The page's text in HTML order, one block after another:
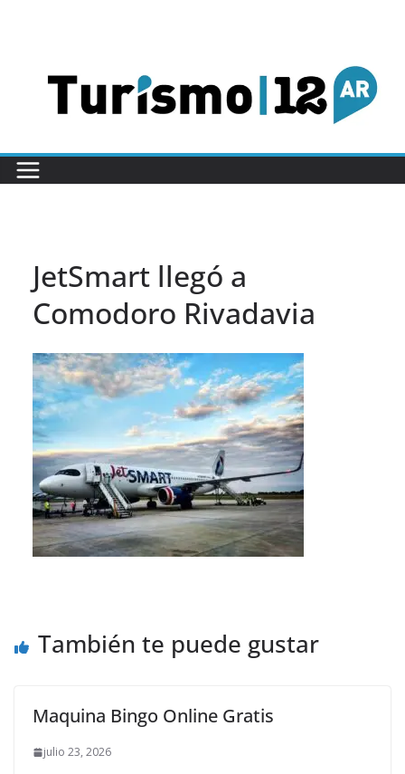
JetSmart llegó a
Comodoro Rivadavia
También te puede gustar
Maquina Bingo Online Gratis
julio 23, 2026